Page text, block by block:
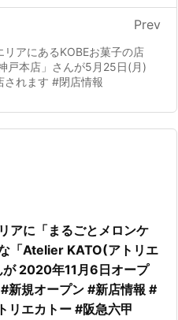
リアにあるKOBEお菓子の店
戸本店」さんが5月25日(月)
されます #閉店情報
Prev
アに「まるごとメロンケ
「Atelier KATO(アトリエ
が 2020年11月6日オープ
新規オープン #新店情報 #
リエカトー #阪急六甲